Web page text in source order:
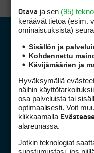
Otava ja sen (95)
keräävät tietoa (esim.
ominaisuuk­sista)
Sisällön ja
Kohdennettu
Kävijämäärien ja
Hyväksymällä
näihin
osa palveluista tai
optimaalisesti. Voit
klikkaamalla
alareunassa.
Jotkin teknologiat
suostumustasi, jos